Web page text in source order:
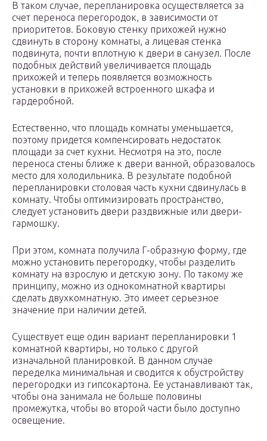
В таком случае, перепланировка осуществляется за
счет переноса перегородок, в зависимости от
приоритетов. Боковую стенку прихожей нужно
сдвинуть в сторону комнаты, а лицевая стенка
подвинута, почти вплотную к двери в санузел. После
подобных действий увеличивается площадь
прихожей и теперь появляется возможность
установки в прихожей встроенного шкафа и
гардеробной.
Естественно, что площадь комнаты уменьшается,
поэтому придется компенсировать недостаток
площади за счет кухни. Несмотря на это, после
переноса стены ближе к двери ванной, образовалось
место для холодильника. В результате подобной
перепланировки столовая часть кухни сдвинулась в
комнату. Чтобы оптимизировать пространство,
следует установить двери раздвижные или двери-
гармошку.
При этом, комната получила Г-образную форму, где
можно установить перегородку, чтобы разделить
комнату на взрослую и детскую зону. По такому же
принципу, можно из однокомнатной квартиры
сделать двухкомнатную. Это имеет серьезное
значение при наличии детей.
Существует еще один вариант перепланировки 1
комнатной квартиры, но только с другой
изначальной планировкой. В данном случае
переделка минимальная и сводится к обустройству
перегородки из гипсокартона. Ее устанавливают так,
чтобы она занимала не больше половины
промежутка, чтобы во второй части было доступно
освещение.